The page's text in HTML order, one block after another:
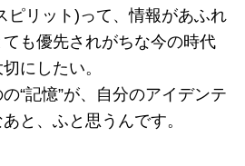
ピリット)って、情報があふれ
も優先されがちな今の時代
にしたい。
“記憶”が、自分のアイデンテ
と、ふと思うんです。